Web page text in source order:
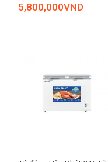
5,800,000VND